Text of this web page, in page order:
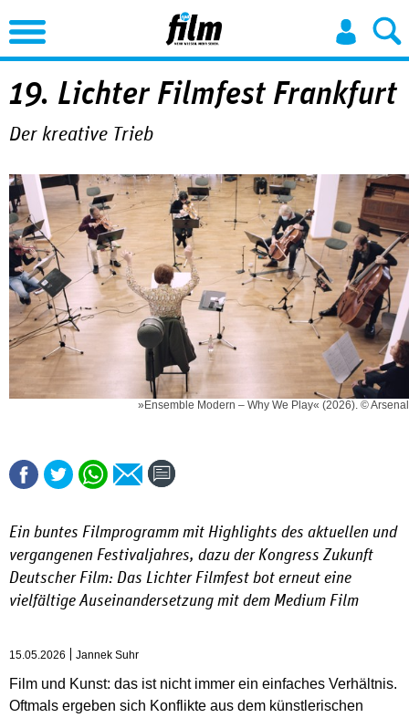
Jump to Navigation
19. Lichter Filmfest Frankfurt
Der kreative Trieb
»Ensemble Modern – Why We Play« (2026). © Arsenal
Ein buntes Filmprogramm mit Highlights des aktuellen und
vergangenen Festivaljahres, dazu der Kongress Zukunft
Deutscher Film: Das Lichter Filmfest bot erneut eine
vielfältige Auseinandersetzung mit dem Medium Film
15.05.2026 Jannek Suhr
Film und Kunst: das ist nicht immer ein einfaches Verhältnis.
Oftmals ergeben sich Konflikte aus dem künstlerischen